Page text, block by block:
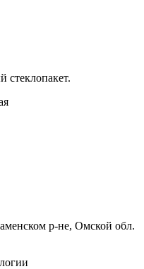
стеклопакет.
р-не, Омской обл.